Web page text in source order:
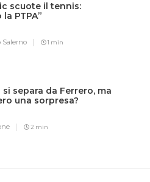
scuote il tennis:
la PTPA”
Salerno 1 min
si separa da Ferrero, ma
una sorpresa?
2 min